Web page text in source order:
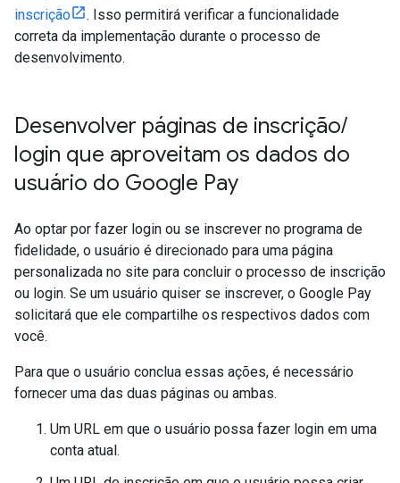
inscrição
. Isso permitirá verificar a funcionalidade
correta da implementação durante o processo de
desenvolvimento.
Desenvolver páginas de inscrição/
login que aproveitam os dados do
usuário do Google Pay
Ao optar por fazer login ou se inscrever no programa de
fidelidade, o usuário é direcionado para uma página
personalizada no site para concluir o processo de inscrição
ou login. Se um usuário quiser se inscrever, o Google Pay
solicitará que ele compartilhe os respectivos dados com
você.
Para que o usuário conclua essas ações, é necessário
fornecer uma das duas páginas ou ambas.
Um URL em que o usuário possa fazer login em uma
conta atual.